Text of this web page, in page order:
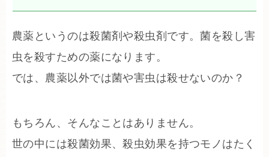
農薬というのは殺菌剤や殺虫剤です。菌を殺し害
虫を殺すための薬になります。
では、農薬以外では菌や害虫は殺せないのか？
もちろん、そんなことはありません。
世の中には殺菌効果、殺虫効果を持つモノはたく